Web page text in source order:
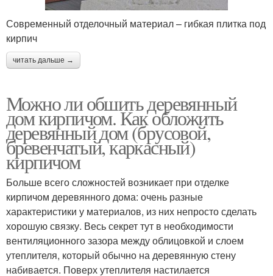
Современный отделочный материал – гибкая плитка под
кирпич
читать дальше →
Можно ли обшить деревянный
дом кирпичом. Как обложить
деревянный дом (брусовой,
бревенчатый, каркасный)
кирпичом
Больше всего сложностей возникает при отделке
кирпичом деревянного дома: очень разные
характеристики у материалов, из них непросто сделать
хорошую связку. Весь секрет тут в необходимости
вентиляционного зазора между облицовкой и слоем
утеплителя, который обычно на деревянную стену
набивается. Поверх утеплителя настилается